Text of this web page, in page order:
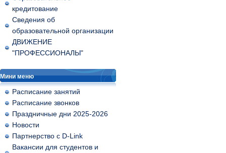
кредитование
Сведения об
образовательной организации
ДВИЖЕНИЕ
"ПРОФЕССИОНАЛЫ"
Мини меню
Расписание занятий
Расписание звонков
Праздничные дни 2025-2026
Новости
Партнерство с D-Link
Вакансии для студентов и